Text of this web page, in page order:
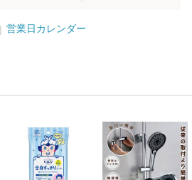
営業日カレンダー